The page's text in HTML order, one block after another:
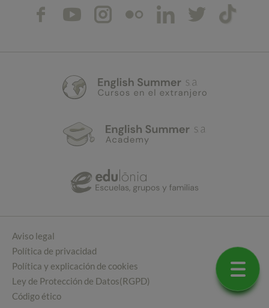
Aviso legal
Política de privacidad
Política y explicación de cookies
Ley de Protección de Datos(RGPD)
Código ético